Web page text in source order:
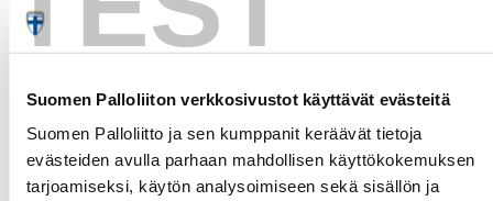
Suomen Palloliiton verkkosivustot käyttävät evästeitä
Suomen Palloliitto ja sen kumppanit keräävät tietoja
evästeiden avulla parhaan mahdollisen käyttökokemuksen
tarjoamiseksi, käytön analysoimiseen sekä sisällön ja
#MeOlemmeSuomi | #ViÄrFinland | #MiiLeatSuopma |
Paita on slim fit-mallinen, joten suosittelemme kokoa
isompaa kuin normaalisti.